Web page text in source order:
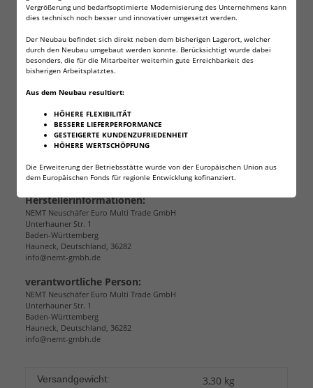
Vergrößerung und bedarfsoptimierte Modernisierung des Unternehmens kann
dies technisch noch besser und innovativer umgesetzt werden.
Der Neubau befindet sich direkt neben dem bisherigen Lagerort, welcher
durch den Neubau umgebaut werden konnte. Berücksichtigt wurde dabei
besonders, die für die Mitarbeiter weiterhin gute Erreichbarkeit des
bisherigen Arbeitsplatztes.
Aus dem Neubau resultiert:
HÖHERE FLEXIBILITÄT
BESSERE LIEFERPERFORMANCE
GESTEIGERTE KUNDENZUFRIEDENHEIT
HÖHERE WERTSCHÖPFUNG
Die Erweiterung der Betriebsstätte wurde von der Europäischen Union aus
dem Europäischen Fonds für regionle Entwicklung kofinanziert.
Lebensmtteln oder pharmazeutischen Produkten
verwandt werden.
Die Akkus können einfach mit einem Tuch und etwas
Spülmittel von Schmutz gereinigt werden.
Wenn Sie noch weitere Kühlakkus benötigen, schauen
Sie einfach in unseren Shop. Wir haben noch andere
Angaben zur Produktsicherheit
Herstellerinformationen:
NEMT Neuschäfer Euro Multi Trade GmbH
Unterhauner Str. 1
Baden-Württemberg
Hauneck, Deutschland, 36282
info@nemt-gmbh.de
verantwortliche Person:
NEMT Neuschäfer Euro Multi Trade GmbH
Unterhauner Str. 1
Baden-Württemberg
Hauneck, Deutschland, 36282
info@nemt-gmbh.de
Versandgewicht: 3,30 kg